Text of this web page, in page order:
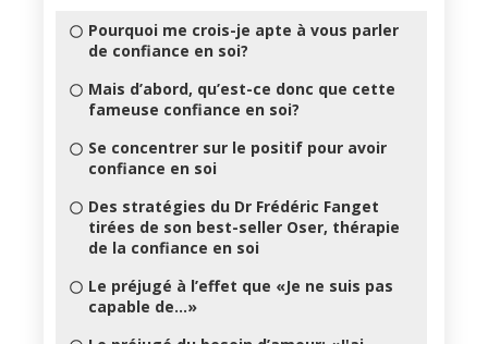
Pourquoi me crois-je apte à vous parler
de confiance en soi?
Mais d’abord, qu’est-ce donc que cette
fameuse confiance en soi?
Se concentrer sur le positif pour avoir
confiance en soi
Des stratégies du Dr Frédéric Fanget
tirées de son best-seller Oser, thérapie
de la confiance en soi
Le préjugé à l’effet que «Je ne suis pas
capable de...»